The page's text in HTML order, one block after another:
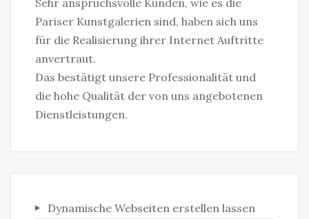
Pariser Kunstgalerien sind, haben sich uns
für die Realisierung ihrer Internet Auftritte
anvertraut.
Das bestätigt unsere Professionalität und
die hohe Qualität der von uns angebotenen
Dienstleistungen.
Dynamische Webseiten erstellen lassen